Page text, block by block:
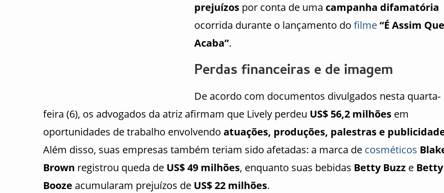
prejuízos por conta de uma campanha difamatória
ocorrida durante o lançamento do filme“É Assim Que
Acaba”.
Perdas financeiras e de imagem
De acordo com documentos divulgados nesta quarta-
feira (6), os advogados da atriz afirmam que Lively perdeu US$ 56,2 milhões em
oportunidades de trabalho envolvendo atuações, produções, palestras e
Além disso, suas empresas também teriam sido afetadas: a marca de cosméticos
Brown registrou queda de US$ 49 milhões, enquanto suas bebidas Betty Buzz e Betty
Booze acumularam prejuízos de US$ 22 milhões.